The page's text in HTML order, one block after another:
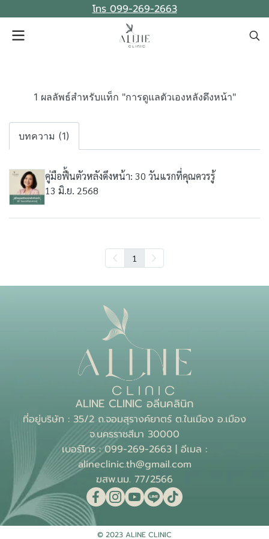
โทร 099-269-2663
1 ผลลัพธ์สำหรับแท็ก "การดูแลตัวเองหลังดึงหน้า"
บทความ (1)
คู่มือฟื้นตัวหลังดึงหน้า: 30 วันแรกที่คุณควรรู้
13 มิ.ย. 2568
1
ALINE CLINIC อลีนคลินิก
ที่อยู่บริษัท : 35/2 ถ.จอมสุรางค์ยาตร์ ต.ในเมือง อ.เมือง
จ.นครราชสีมา 30000
เบอร์โทร : 099-269-2663 | อีเมล :
alineclinic.th@gmail.com
ฆสพ.นม. 77/2566
© 2023 ALINE CLINIC